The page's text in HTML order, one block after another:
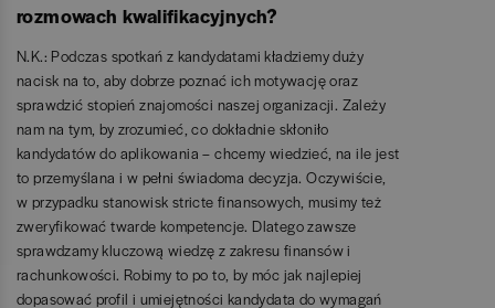
rozmowach kwalifikacyjnych?
N.K.: Podczas spotkań z kandydatami kładziemy duży
nacisk na to, aby dobrze poznać ich motywację oraz
sprawdzić stopień znajomości naszej organizacji. Zależy
nam na tym, by zrozumieć, co dokładnie skłoniło
kandydatów do aplikowania – chcemy wiedzieć, na ile jest
to przemyślana i w pełni świadoma decyzja. Oczywiście,
w przypadku stanowisk stricte finansowych, musimy też
zweryfikować twarde kompetencje. Dlatego zawsze
sprawdzamy kluczową wiedzę z zakresu finansów i
rachunkowości. Robimy to po to, by móc jak najlepiej
dopasować profil i umiejętności kandydata do wymagań